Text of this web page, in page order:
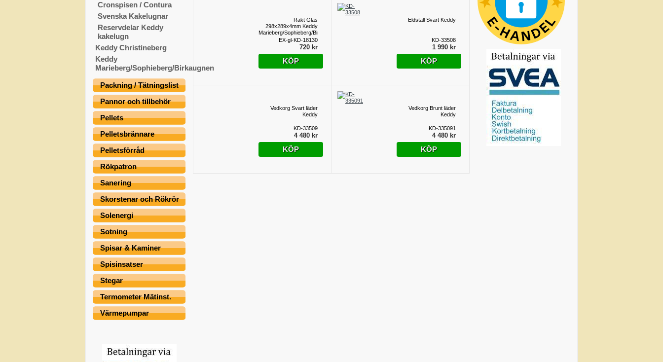
Cronspisen / Contura
Svenska Kakelugnar
Reservdelar Keddy
kakelugn
Keddy Christineberg
Keddy
Marieberg/Sophieberg/Birkaugnen
Packning / Tätningslist
Pannor och tillbehör
Pellets
Pelletsbrännare
Pelletsförråd
Rökpatron
Sanering
Skorstenar och Rökrör
Solenergi
Sotning
Spisar & Kaminer
Spisinsatser
Stegar
Termometer Mätinst.
Värmepumpar
Rakt Glas
298x289x4mm Keddy
Marieberg/Sophieberg/Birkaugnen
EX-gl-KD-18130
720 kr
KÖP
Eldställ Svart Keddy
KD-33508
1 990 kr
KÖP
Vedkorg Svart läder
Keddy
KD-33509
4 480 kr
KÖP
Vedkorg Brunt läder
Keddy
KD-335091
4 480 kr
KÖP